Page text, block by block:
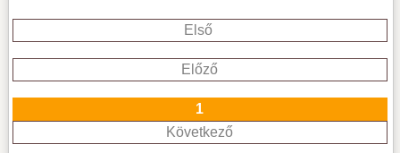
Első
Előző
1
Következő